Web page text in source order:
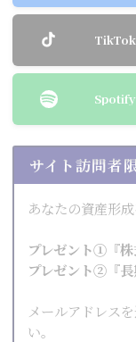
TikTok
Spotify
サイト訪問者
あなたの資産形
プレゼント①『株
プレゼント②『長
メールアドレス
い。